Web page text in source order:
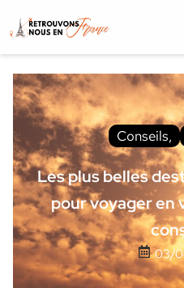
Conseils,
Les plus belles
pour voyager en
03/